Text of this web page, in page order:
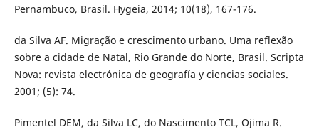
Pernambuco, Brasil. Hygeia, 2014; 10(18), 167-176.
da Silva AF. Migração e crescimento urbano. Uma reflexão
sobre a cidade de Natal, Rio Grande do Norte, Brasil. Scripta
Nova: revista electrónica de geografía y ciencias sociales.
2001; (5): 74.
Pimentel DEM, da Silva LC, do Nascimento TCL, Ojima R.